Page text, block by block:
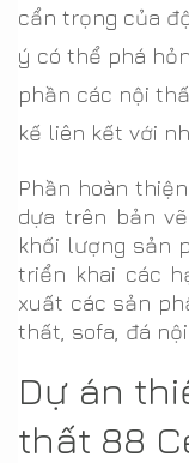
cẩn trọng của
ý có thể phá
phần các nội
kế liên kết với
Phần hoàn
dựa trên bản
khối lượng sản
triển khai các
xuất các sản
thất, sofa, đá nội
Dự án
thất 88